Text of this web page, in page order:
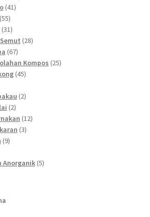
4141
5555
products
3131
products
2828
6767
products
Kompos 2525
4545
22
22
products
1212
33
99
Anorganik 55